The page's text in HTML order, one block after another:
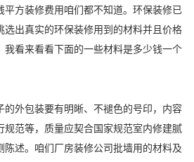
平方装修费用咱们都不知道。环保装修已
选出真实的环保装修用到的材料并且价格
我看来看看下面的一些材料是多少钱一个
外包装要有明晰、不褪色的号印，内容
规范等，质量应契合国家规范室内修建腻
陈述。咱们厂房装修公司批墙用的材料及